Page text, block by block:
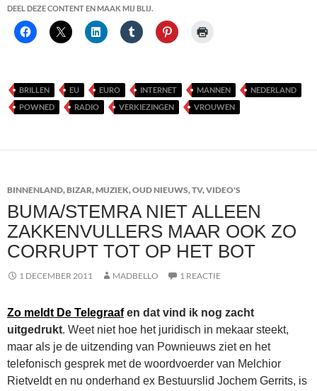
DEEL DEZE CONTENT EN MAAK MIJ BLIJ.
BRILLEN EU EURO INTERNET MANNEN
NEDERLAND
POWNED
RADIO VERKIEZINGEN VROUWEN
BINNENLAND,BIZAR,MUZIEK,OUD NIEUWS,TV,VIDEO'S
BUMA/STEMRA NIET ALLEEN
ZAKKENVULLERS MAAR OOK ZO
CORRUPT TOT OP HET BOT
1 DECEMBER 2011 MADBELLO 1 REACTIE
Zo meldt De Telegraafen dat vind ik nog zacht
uitgedrukt. Weet niet hoe het juridisch in mekaar steekt,
maar als je de uitzending van Pownieuws ziet en het
telefonisch gesprek met de woordvoerder van Melchior
Rietveldt en nu onderhand ex Bestuurslid Jochem Gerrits, is